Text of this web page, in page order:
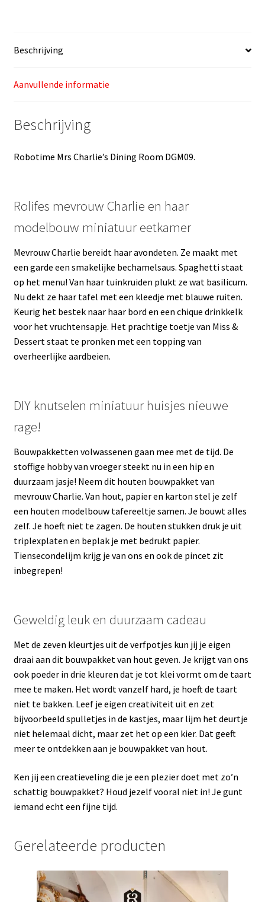
Beschrijving
Aanvullende informatie
Beschrijving
Robotime Mrs Charlie’s Dining Room DGM09.
Rolifes mevrouw Charlie en haar
modelbouw miniatuur eetkamer
Mevrouw Charlie bereidt haar avondeten. Ze maakt met
een garde een smakelijke bechamelsaus. Spaghetti staat
op het menu! Van haar tuinkruiden plukt ze wat basilicum.
Nu dekt ze haar tafel met een kleedje met blauwe ruiten.
Keurig het bestek naar haar bord en een chique drinkkelk
voor het vruchtensapje. Het prachtige toetje van Miss &
Dessert staat te pronken met een topping van
overheerlijke aardbeien.
DIY knutselen miniatuur huisjes nieuwe
rage!
Bouwpakketten volwassenen gaan mee met de tijd. De
stoffige hobby van vroeger steekt nu in een hip en
duurzaam jasje! Neem dit houten bouwpakket van
mevrouw Charlie. Van hout, papier en karton stel je zelf
een houten modelbouw tafereeltje samen. Je bouwt alles
zelf. Je hoeft niet te zagen. De houten stukken druk je uit
triplexplaten en beplak je met bedrukt papier.
Tiensecondelijm krijg je van ons en ook de pincet zit
inbegrepen!
Geweldig leuk en duurzaam cadeau
Met de zeven kleurtjes uit de verfpotjes kun jij je eigen
draai aan dit bouwpakket van hout geven. Je krijgt van ons
ook poeder in drie kleuren dat je tot klei vormt om de taart
mee te maken. Het wordt vanzelf hard, je hoeft de taart
niet te bakken. Leef je eigen creativiteit uit en zet
bijvoorbeeld spulletjes in de kastjes, maar lijm het deurtje
niet helemaal dicht, maar zet het op een kier. Dat geeft
meer te ontdekken aan je bouwpakket van hout.
Ken jij een creatieveling die je een plezier doet met zo’n
schattig bouwpakket? Houd jezelf vooral niet in! Je gunt
iemand echt een fijne tijd.
Gerelateerde producten